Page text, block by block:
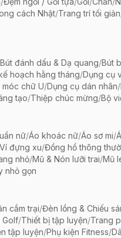
cách Nhật/Trang trí tối giản
Bút đánh dấu & Dạ quang/Bút
hoạch hằng tháng/Dụng cụ
móc chữ U/Dụng cụ dán nhãn/
tạo/Thiệp chúc mừng/Bộ
nữ/Áo khoác nữ/Áo sơ mi/
Ví đựng xu/Đồng hồ thông
nhỏ/Mũ & Nón lưỡi trai/Mũ
nhỏ gọn
cắm trại/Đèn lồng & Chiếu
Golf/Thiết bị tập luyện/Trang
tập luyện/Phụ kiện Fitness/